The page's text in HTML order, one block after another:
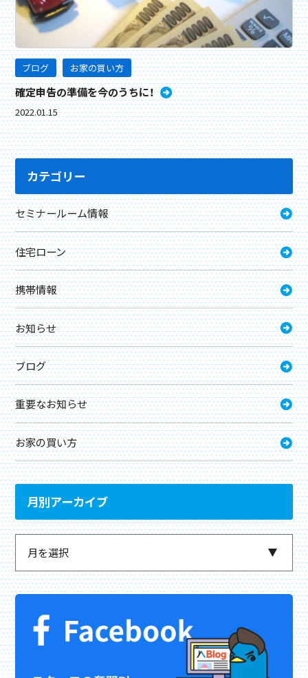
ブログ お家の買い方
確定申告の準備を今のうちに！
2022.01.15
カテゴリー
セミナールーム情報
住宅ローン
携帯情報
お知らせ
ブログ
重要なお知らせ
お家の買い方
月別アーカイブ